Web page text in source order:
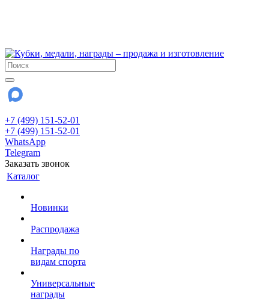
+7 (499) 151-52-01
+7 (499) 151-52-01
WhatsApp
Telegram
Заказать звонок
Каталог
Новинки
Распродажа
Награды по
видам спорта
Универсальные
награды